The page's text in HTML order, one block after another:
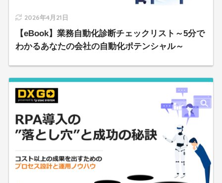
2026年4月21日
【eBook】業務自動化診断チェックリスト～5分で
わかるあなたの会社の自動化ポテンシャル～